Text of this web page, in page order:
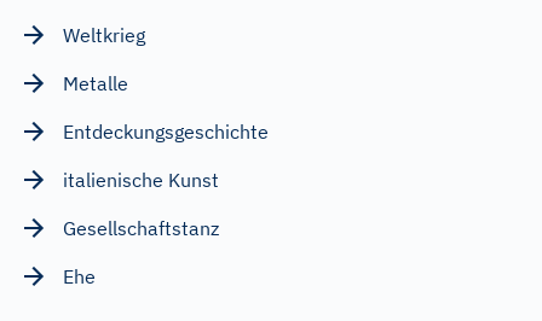
Weltkrieg
Metalle
Entdeckungsgeschichte
italienische Kunst
Gesellschaftstanz
Ehe